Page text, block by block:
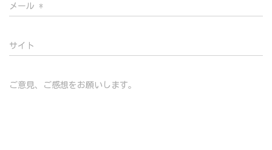
メール *
サイト
ご意見、ご感想をお願いします。